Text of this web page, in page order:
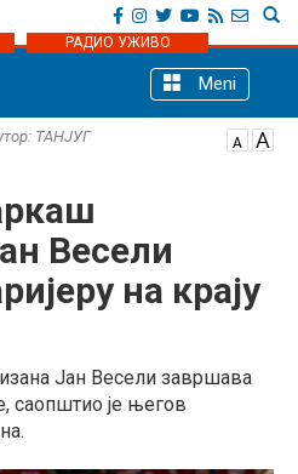
РАДИО УЖИВО
Meni
ТАНЈУГ
Весели
на крају
Јан Весели завршава
саопштио је његов